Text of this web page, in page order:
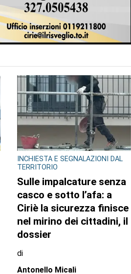
INCHIESTA E SEGNALAZIONI DAL
TERRITORIO
Sulle impalcature senza
casco e sotto l’afa: a
Ciriè la sicurezza finisce
nel mirino dei cittadini, il
dossier
di
Antonello Micali